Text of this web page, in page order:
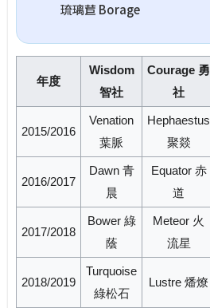
琉璃苣 Borage
年度
Wisdom
智社
Courage 勇
社
2015/2016
Venation
葉脈
Hephaestus
聚燚
2016/2017
Dawn 青
晨
Equator 赤
道
2017/2018
Bower 綠
蔭
Meteor 火
流星
2018/2019
Turquoise
綠松石
Lustre 燔燎